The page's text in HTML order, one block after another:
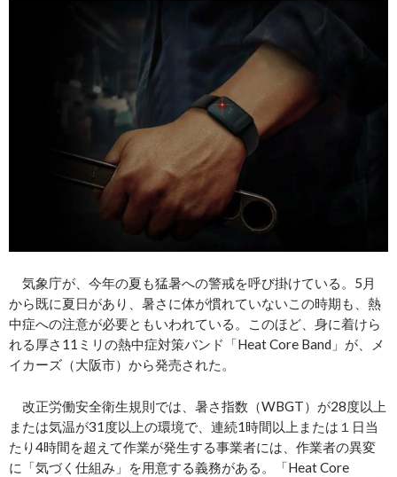
気象庁が、今年の夏も猛暑への警戒を呼び掛けている。5月
から既に夏日があり、暑さに体が慣れていないこの時期も、熱
中症への注意が必要ともいわれている。このほど、身に着けら
れる厚さ11ミリの熱中症対策バンド「Heat Core Band」が、メ
イカーズ（大阪市）から発売された。
改正労働安全衛生規則では、暑さ指数（WBGT）が28度以上
または気温が31度以上の環境で、連続1時間以上または１日当
たり4時間を超えて作業が発生する事業者には、作業者の異変
に「気づく仕組み」を用意する義務がある。「Heat Core